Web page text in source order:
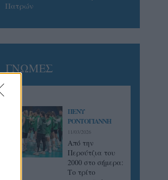
Πατρών
ΓΝΩΜΕΣ
ΠΕΝΥ
ΡΟΝΤΟΓΙΑΝΝΗ
11/03/2026
Από την
Περούτζια του
2000 στο σήμερα:
Tο τρίτο